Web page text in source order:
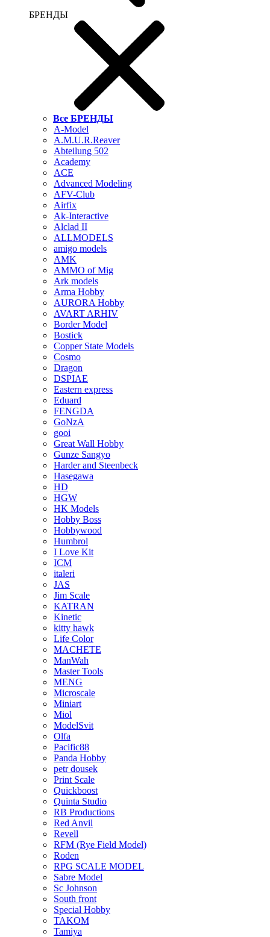
БРЕНДЫ
Все БРЕНДЫ
A-Model
A.M.U.R.Reaver
Abteilung 502
Academy
ACE
Advanced Modeling
AFV-Club
Airfix
Ak-Interactive
Alclad II
ALLMODELS
amigo models
AMK
AMMO of Mig
Ark models
Arma Hobby
AURORA Hobby
AVART ARHIV
Border Model
Bostick
Copper State Models
Cosmo
Dragon
DSPIAE
Eastern express
Eduard
FENGDA
GoNzA
gooi
Great Wall Hobby
Gunze Sangyo
Harder and Steenbeck
Hasegawa
HD
HGW
HK Models
Hobby Boss
Hobbywood
Humbrol
I Love Kit
ICM
italeri
JAS
Jim Scale
KATRAN
Kinetic
kitty hawk
Life Color
MACHETE
ManWah
Master Tools
MENG
Microscale
Miniart
Miol
ModelSvit
Olfa
Pacific88
Panda Hobby
petr dousek
Print Scale
Quickboost
Quinta Studio
RB Productions
Red Anvil
Revell
RFM (Rye Field Model)
Roden
RPG SCALE MODEL
Sabre Model
Sc Johnson
South front
Special Hobby
TAKOM
Tamiya